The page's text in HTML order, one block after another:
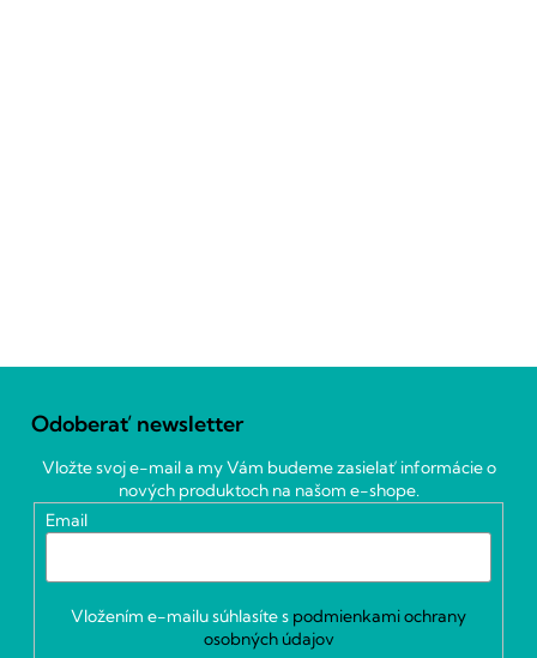
Odoberať newsletter
Vložte svoj e-mail a my Vám budeme zasielať informácie o
nových produktoch na našom e-shope.
Email
Vložením e-mailu súhlasíte s podmienkami ochrany
osobných údajov